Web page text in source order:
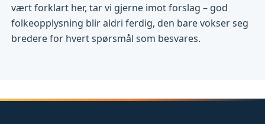
vært forklart her, tar vi gjerne imot forslag – god
folkeopplysning blir aldri ferdig, den bare vokser seg
bredere for hvert spørsmål som besvares.